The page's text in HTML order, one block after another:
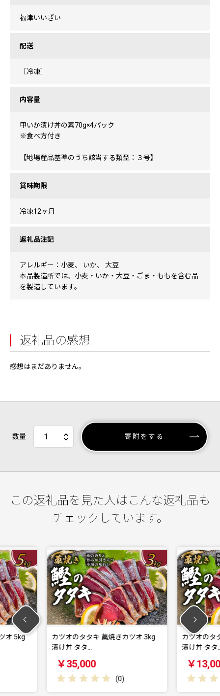
福津いいざい
配送
［冷凍］
内容量
甲いか漬け丼の素70g×4パック
※食べ方付き
【地場産品基準のうち該当する類型：３号】
賞味期限
冷凍12ヶ月
返礼品注記
アレルギー：小麦、 いか、 大豆
本品製造所では、小麦・いか・大豆・ごま・ももを含む品
を製造しています。
返礼品の感想
感想はまだありません。
数量 寄附をする
この返礼品を見た人はこんな返礼品も
チェックしています。
藁焼きカツオ 3kg
カツオのタタキ 藁焼きカツオ 1kg
漬け丼 タタ…
￥13,000